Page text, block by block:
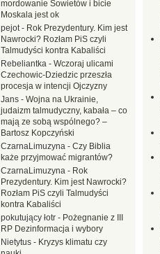
mordowanie Sowietów i bicie
Moskala jest ok
pejot- Rok Prezydentury. Kim jest
Nawrocki? Rozłam PiS czyli
Talmudyści kontra Kabaliści
Rebeliantka - Wczoraj ulicami
Czechowic-Dziedzic przeszła
procesja w intencji Ojczyzny
Jans - Wojna na Ukrainie,
judaizm talmudyczny, kabała – co
mają ze sobą wspólnego? –
Bartosz Kopczyński
CzarnaLimuzyna - Czy Biblia
każe przyjmować migrantów?
CzarnaLimuzyna - Rok
Prezydentury. Kim jest Nawrocki?
Rozłam PiS czyli Talmudyści
kontra Kabaliści
pokutujący łotr - Pożegnanie z III
RP Dezinformacja i wybory
Nietytus - Kryzys klimatu czy